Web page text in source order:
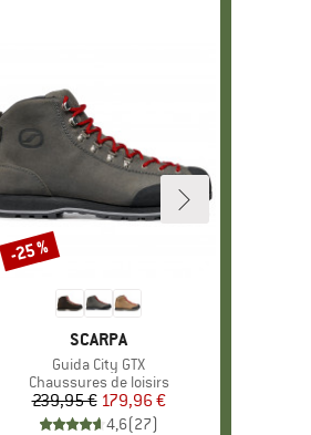
MARQUE
SCARPA
Article
Guida City GTX
Product group
Chaussures de loisirs
Prix
239,95 € Prix réduit
179,96 €
4,6(27)
Remise
-25 %